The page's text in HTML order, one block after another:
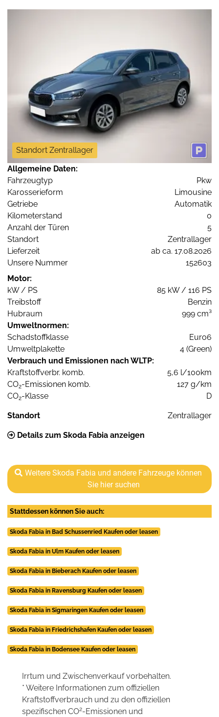
Standort Zentrallager
Allgemeine Daten:
Fahrzeugtyp
Pkw
Karosserieform
Limousine
Getriebe
Automatik
Kilometerstand
0
Anzahl der Türen
5
Standort
Zentrallager
Lieferzeit
ab ca. 17.08.2026
Unsere Nummer
152603
Motor:
kW / PS
85 kW / 116 PS
Treibstoff
Benzin
Hubraum
999 cm³
Umweltnormen:
Schadstoffklasse
Euro6
Umweltplakette
4 (Green)
Verbrauch und Emissionen nach WLTP:
Kraftstoffverbr. komb.
5,6 l/100km
CO2-Emissionen komb.
127 g/km
CO2-Klasse D
Standort Zentrallager
Details zum Skoda Fabia anzeigen
Weitere Skoda Fabia und andere Fahrzeuge können
Sie hier suchen
Stattdessen können Sie auch:
Skoda Fabia in Bad Schussenried Kaufen oder leasen
Skoda Fabia in Ulm Kaufen oder leasen
Skoda Fabia in Bieberach Kaufen oder leasen
Skoda Fabia in Ravensburg Kaufen oder leasen
Skoda Fabia in Sigmaringen Kaufen oder leasen
Skoda Fabia in Friedrichshafen Kaufen oder leasen
Skoda Fabia in Bodensee Kaufen oder leasen
Irrtum und Zwischenverkauf vorbehalten.
* Weitere Informationen zum offiziellen
Kraftstoffverbrauch und zu den offiziellen
spezifischen CO2-Emissionen und